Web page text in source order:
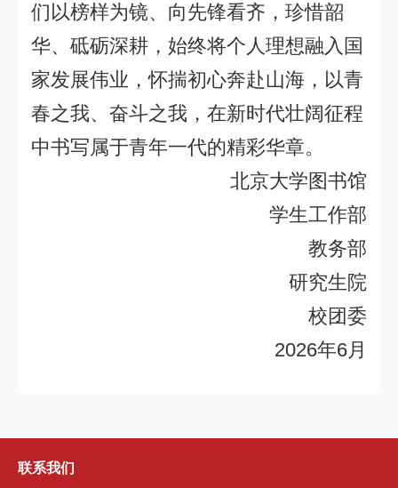
们以榜样为镜、向先锋看齐，珍惜韶
华、砥砺深耕，始终将个人理想融入国
家发展伟业，怀揣初心奔赴山海，以青
春之我、奋斗之我，在新时代壮阔征程
中书写属于青年一代的精彩华章。
北京大学图书馆
学生工作部
教务部
研究生院
校团委
2026年6月
联系我们